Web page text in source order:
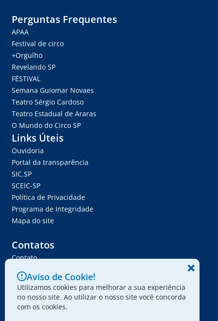
Perguntas Frequentes
APAA
Festival de circo
+Orgulho
Revelando SP
FÉSTIVAL
Semana Guiomar Novaes
Teatro Sérgio Cardoso
Teatro Estadual de Araras
O Mundo do Circo SP
Links Úteis
Ouvidoria
Portal da transparência
SIC.SP
SCEIC-SP
Política de Privacidade
Programa de Integridade
Mapa do site
Contatos
Contato
Trabalhe Conosco
Ser Fornecedor
Envie seu projeto
Aviso de Cookie!
Utilizamos cookies para melhorar a sua experiência
no nosso site. Ao utilizar o nosso site você concorda
com os cookies.